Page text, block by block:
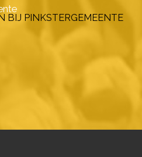
BIJ PINKSTERGEMEENTE